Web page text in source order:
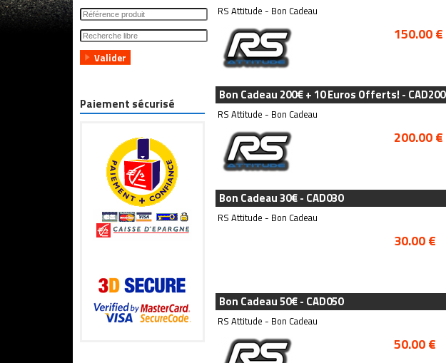
Paiement sécurisé
RS Attitude - Bon Cadeau
150.00 €
Bon Cadeau 200€ + 10 Euros Offerts! - CAD200
RS Attitude - Bon Cadeau
200.00 €
Bon Cadeau 30€ - CAD030
RS Attitude - Bon Cadeau
30.00 €
Bon Cadeau 50€ - CAD050
RS Attitude - Bon Cadeau
50.00 €